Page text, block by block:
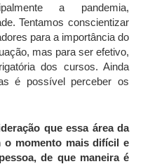
a pandemia,
Tentamos conscientizar
para a importância do
mas para ser efetivo,
dos cursos. Ainda
é possível perceber os
que essa área da
o momento mais difícil e
de que maneira é